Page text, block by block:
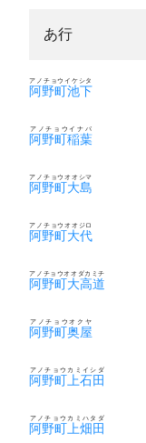
あ行
阿野町池下
アノチョウイケシタ
阿野町稲葉
アノチョウイナバ
阿野町大島
アノチョウオオシマ
阿野町大代
アノチョウオオジロ
阿野町大高道
アノチョウオオダカミチ
阿野町奥屋
アノチョウオクヤ
阿野町上石田
アノチョウカミイシダ
阿野町上畑田
アノチョウカミハタダ